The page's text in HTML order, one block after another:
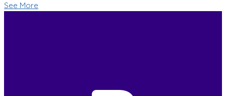
See More